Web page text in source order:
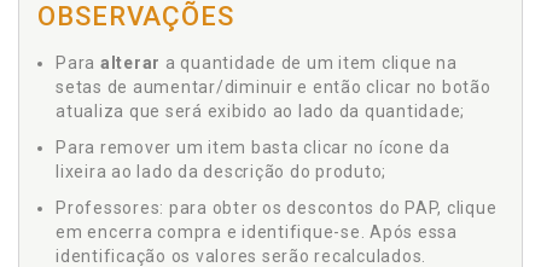
OBSERVAÇÕES
Para alterar a quantidade de um item clique na
setas de aumentar/diminuir e então clicar no botão
atualiza que será exibido ao lado da quantidade;
Para remover um item basta clicar no ícone da
lixeira ao lado da descrição do produto;
Professores: para obter os descontos do PAP, clique
em encerra compra e identifique-se. Após essa
identificação os valores serão recalculados.